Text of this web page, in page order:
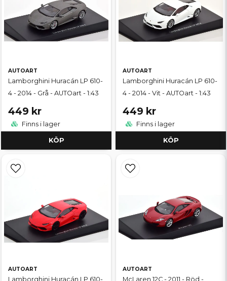
AUTOART
Lamborghini Huracán LP 610-
4 - 2014 - Grå - AUTOart - 1:43
449 kr
Finns i lager
KÖP
AUTOART
Lamborghini Huracán LP 610-
4 - 2014 - Vit - AUTOart - 1:43
449 kr
Finns i lager
KÖP
AUTOART
Lamborghini Huracán LP 610-
AUTOART
McLaren 12C - 2011 - Röd -